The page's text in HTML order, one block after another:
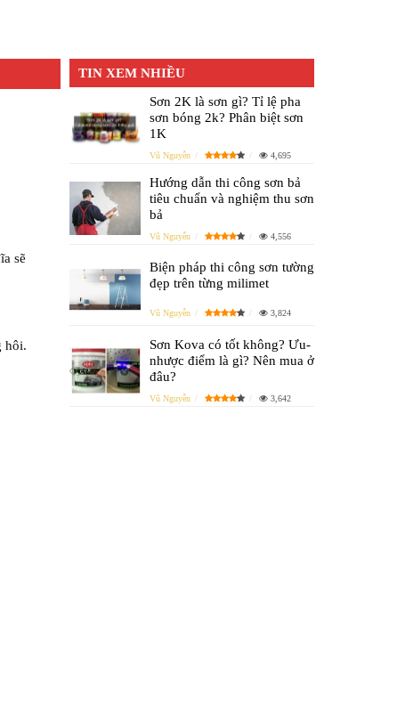
sẽ
hôi.
TIN XEM NHIỀU
Sơn 2K là sơn gì? Tỉ lệ pha
sơn bóng 2k? Phân biệt sơn
1K
Vũ Nguyễn 4,695
Hướng dẫn thi công sơn bả
tiêu chuẩn và nghiệm thu sơn
bả
Vũ Nguyễn 4,556
Biện pháp thi công sơn tường
đẹp trên từng milimet
Vũ Nguyễn 3,824
Sơn Kova có tốt không? Ưu-
nhược điểm là gì? Nên mua ở
đâu?
Vũ Nguyễn 3,642